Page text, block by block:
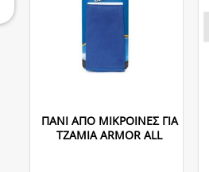
ΠANI ΑΠΟ ΜΙΚΡΟΙΝΕΣ ΓΙΑ
TZAMIA ARMOR ALL